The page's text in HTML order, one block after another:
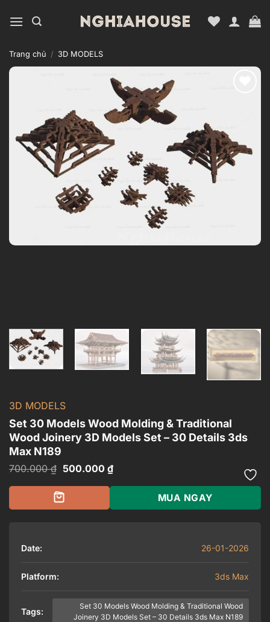
qua
dung
Trang chủ / 3D MODELS
3D MODELS
Set 30 Models Wood Molding & Traditional
Wood Joinery 3D Models Set – 30 Details 3ds
Max N189
700.000₫ Giá
là:
700.000 ₫.
500.000 ₫Giá
hiện
tại
500.000 ₫.
MUA NGAY
Date: 26-01-2026
Platform: 3ds Max
Tags:
Set 30 Models Wood Molding & Traditional Wood
Joinery 3D Models Set – 30 Details 3ds Max N189